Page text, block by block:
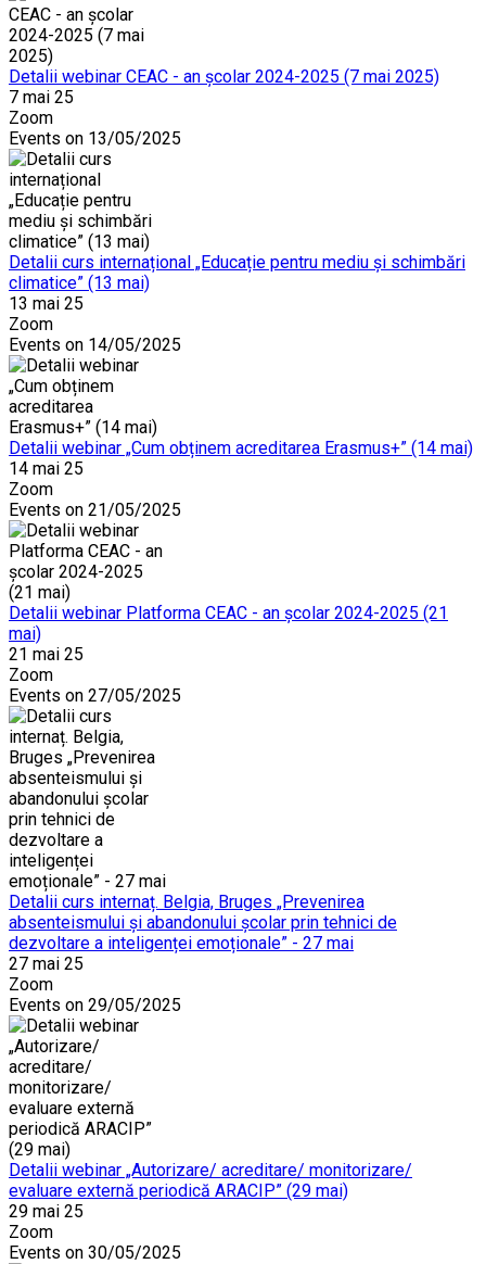
Detalii webinar CEAC - an școlar 2024-2025 (7 mai 2025)
7 mai 25
Zoom
Events on 13/05/2025
Detalii curs internațional „Educație pentru mediu și schimbări
climatice” (13 mai)
13 mai 25
Zoom
Events on 14/05/2025
Detalii webinar „Cum obținem acreditarea Erasmus+” (14 mai)
14 mai 25
Zoom
Events on 21/05/2025
Detalii webinar Platforma CEAC - an școlar 2024-2025 (21
mai)
21 mai 25
Zoom
Events on 27/05/2025
Detalii curs internaț. Belgia, Bruges „Prevenirea
absenteismului și abandonului școlar prin tehnici de
dezvoltare a inteligenței emoționale” - 27 mai
27 mai 25
Zoom
Events on 29/05/2025
Detalii webinar „Autorizare/ acreditare/ monitorizare/
evaluare externă periodică ARACIP” (29 mai)
29 mai 25
Zoom
Events on 30/05/2025